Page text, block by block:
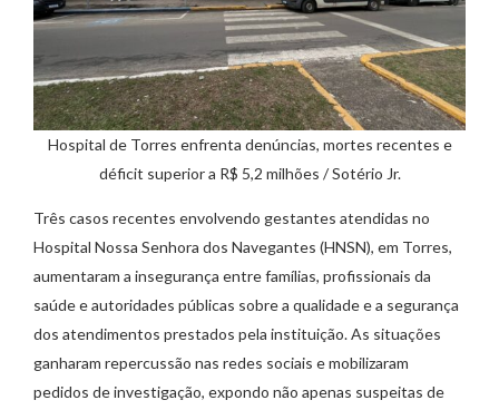
Hospital de Torres enfrenta denúncias, mortes recentes e
déficit superior a R$ 5,2 milhões / Sotério Jr.
Três casos recentes envolvendo gestantes atendidas no
Hospital Nossa Senhora dos Navegantes (HNSN), em Torres,
aumentaram a insegurança entre famílias, profissionais da
saúde e autoridades públicas sobre a qualidade e a segurança
dos atendimentos prestados pela instituição. As situações
ganharam repercussão nas redes sociais e mobilizaram
pedidos de investigação, expondo não apenas suspeitas de